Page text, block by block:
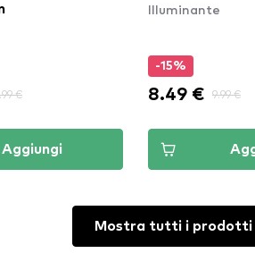
€
Aggiungi
Illuminante
-15%
8.49 € 9.99 €
Mostra tutti i prodotti